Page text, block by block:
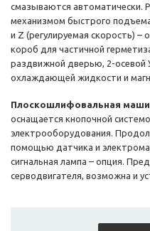
смазываются автоматически.
механизмом быстрого
и Z (регулируемая скорость)
короб для частичной
раздвижной дверью, 2-осевой
охлаждающей жидкости и
Плоскошлифовальная
оснащается кнопочной
электрооборудования.
помощью датчика и
сигнальная лампа – опция.
серводвигателя, возможна и